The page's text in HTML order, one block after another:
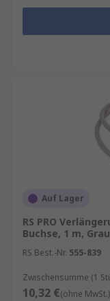
Auf Lager
RS PRO
Buchse, 1 m, Grau
RS Best.-Nr. 555-839
Zwischensumme (1
10,32 €(ohne MwSt.)